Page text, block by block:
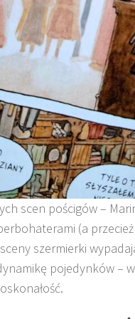
scen pościgów –
(a przecież
szermierki
pojedynków –